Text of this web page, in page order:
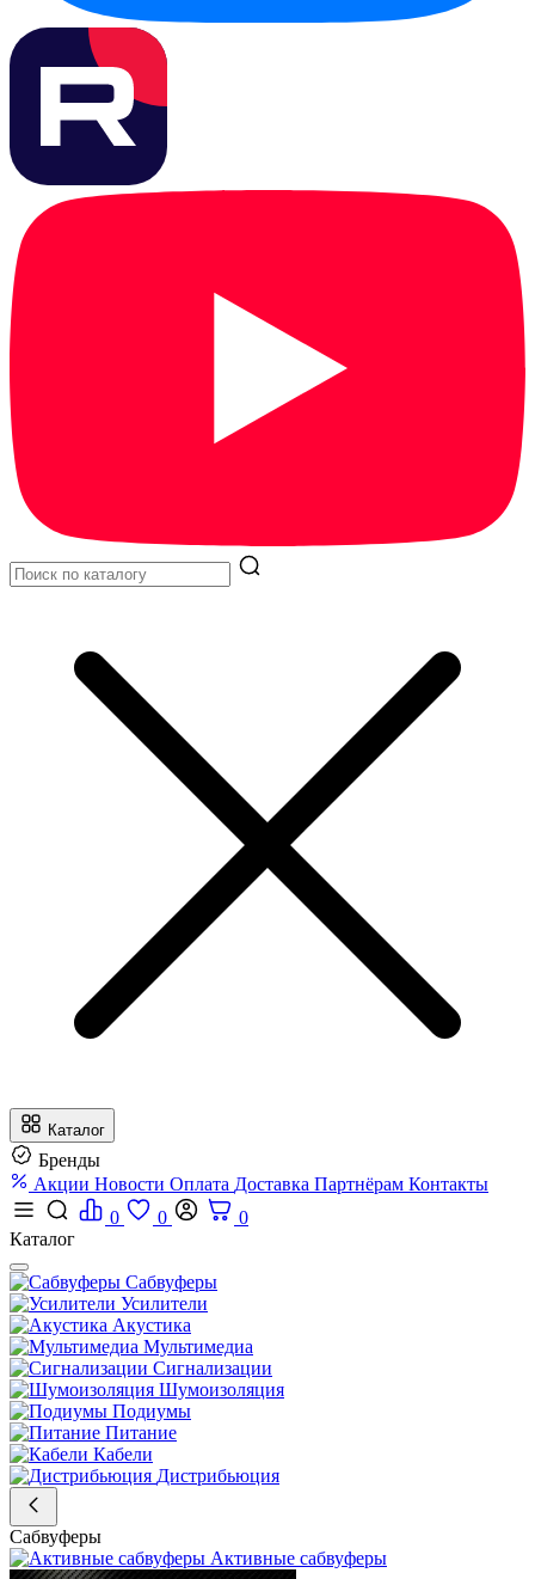
Каталог
Бренды
Акции Новости Оплата Доставка Партнёрам Контакты
0
0
0
Каталог
Сабвуферы
Усилители
Акустика
Мультимедиа
Сигнализации
Шумоизоляция
Подиумы
Питание
Кабели
Дистрибьюция
Сабвуферы
Активные сабвуферы